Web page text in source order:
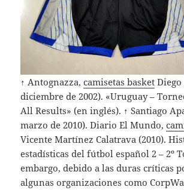
↑ Antognazza,camisetas basket Diego
diciembre de 2002). «Uruguay –
All Results» (en inglés). ↑ Santiago
marzo de 2010). Diario El Mundo,
Vicente Martínez Calatrava (2010).
estadísticas del fútbol español 2 – 2º
embargo, debido a las duras críticas
algunas organizaciones como